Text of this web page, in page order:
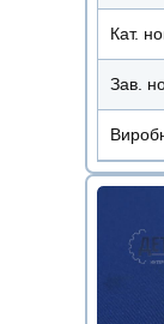
Кат.
Зав.